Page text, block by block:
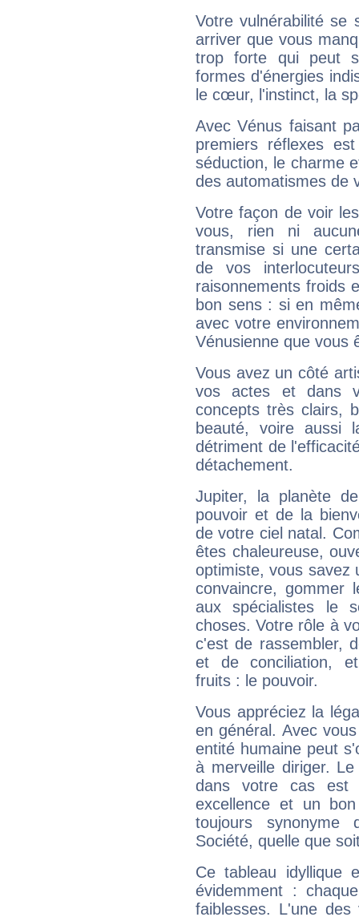
Votre vulnérabilité se
arriver que vous
trop forte qui peut
formes d'énergies
le cœur, l'instinct, la
Avec Vénus faisant
premiers réflexes
séduction, le charme
des automatismes de
Votre façon de voir
vous, rien ni
transmise si une
de vos
raisonnements froids
bon sens : si en
avec votre
Vénusienne que vous
Vous avez un côté
vos actes et dans
concepts très clairs,
beauté, voire aussi
détriment de
détachement.
Jupiter, la planète
pouvoir et de la
de votre ciel natal.
êtes chaleureuse,
optimiste, vous savez
convaincre, gommer
aux spécialistes le
choses. Votre rôle à
c'est de rassembler,
et de conciliation,
fruits : le pouvoir.
Vous appréciez la
en général. Avec
entité humaine peut
à merveille diriger.
dans votre cas est
excellence et un
toujours synonyme
Société, quelle que
Ce tableau idyllique
évidemment :
faiblesses. L'une